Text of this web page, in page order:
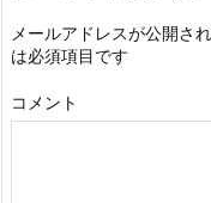
メールアドレスが公開さ
は必須項目です
コメント